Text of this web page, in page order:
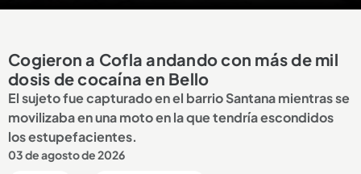
Cogieron a Cofla andando con más de mil
dosis de cocaína en Bello
El sujeto fue capturado en el barrio Santana mientras se
movilizaba en una moto en la que tendría escondidos
los estupefacientes.
03 de agosto de 2026